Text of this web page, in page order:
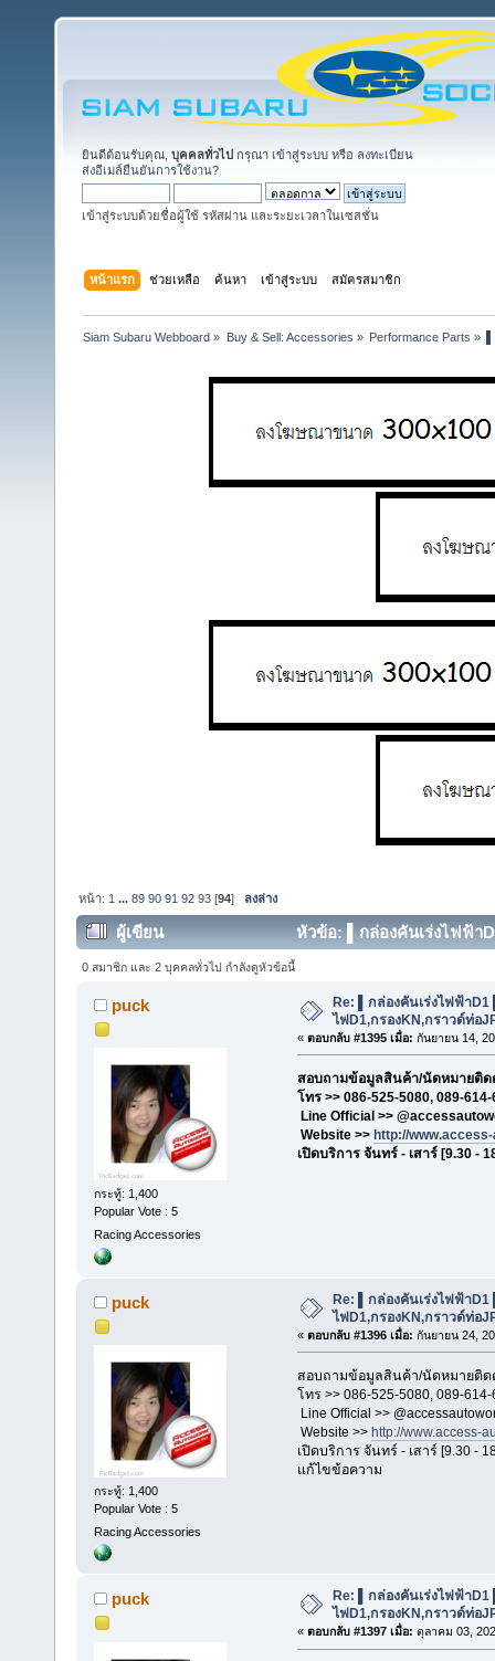
ยินดีต้อนรับคุณ, บุคคลทั่วไป กรุณา เข้าสู่ระบบ หรือ ลงทะเบียน
ส่งอีเมล์ยืนยันการใช้งาน?
เข้าสู่ระบบด้วยชื่อผู้ใช้ รหัสผ่าน และระยะเวลาในเซสชั่น
หน้าแรก ช่วยเหลือ ค้นหา เข้าสู่ระบบ สมัครสมาชิก
Siam Subaru Webboard » Buy & Sell: Accessories » Performance Parts »
หน้า: 1 ...89 90 91 92 93 [94] ลงล่าง
ผู้เขียน
หัวข้อ: ▌กล่องคันเร่งไฟฟ้า
372790 ครั้ง)
0 สมาชิก และ 2 บุคคลทั่วไป กำลังดูหัวข้อนี้
puck
กระทู้: 1,400
Popular Vote : 5
Racing Accessories
Re: ▌กล่องคันเร่งไฟฟ้าD1
ไฟD1,กรองKN,กราวด์ท่อ
« ตอบกลับ #1395 เมื่อ: กันยายน 14,
สอบถามข้อมูลสินค้า/นัดหมายติด
โทร >> 086-525-5080, 089-614-
Line Official >>
Website >> http://
เปิดบริการ จันทร์ - เสาร์ [9.30 -
puck
กระทู้: 1,400
Popular Vote : 5
Racing Accessories
Re: ▌กล่องคันเร่งไฟฟ้าD1
ไฟD1,กรองKN,กราวด์ท่อ
« ตอบกลับ #1396 เมื่อ: กันยายน 24,
สอบถามข้อมูลสินค้า/นัดหมายติด
โทร >> 086-525-5080, 089-614-
Line Official >>
Website >> http://www.access-
เปิดบริการ จันทร์ - เสาร์ [9.30 -
แก้ไขข้อความ
puck
Re: ▌กล่องคันเร่งไฟฟ้าD1
ไฟD1,กรองKN,กราวด์ท่อ
« ตอบกลับ #1397 เมื่อ: ตุลาคม 03,